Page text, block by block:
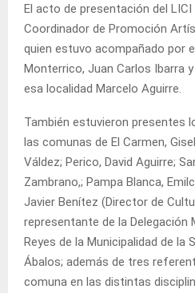
El acto de presentación del
Coordinador de Promoción
quien estuvo acompañado por
Monterrico, Juan Carlos Ibarra
esa localidad Marcelo Aguirre.
También estuvieron presentes
las comunas de El Carmen,
Váldez; Perico, David Aguirre;
Zambrano,; Pampa Blanca,
Javier Benítez (Director de
representante de la Delegación
Reyes de la Municipalidad de la
Ábalos; además de tres
comuna en las distintas